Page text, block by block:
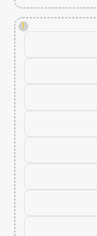
!